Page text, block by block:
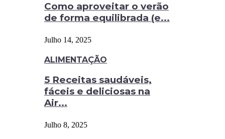
Como aproveitar o verão
de forma equilibrada (e...
Julho 14, 2025
ALIMENTAÇÃO
5 Receitas saudáveis,
fáceis e deliciosas na
Air...
Julho 8, 2025